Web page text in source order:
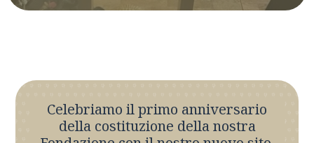
Celebriamo il primo anniversario
della costituzione della nostra